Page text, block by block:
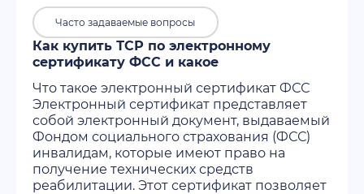
Часто задаваемые вопросы
Как купить ТСР по электронному
сертификату ФСС и какое
Что такое электронный сертификат ФСС
Электронный сертификат представляет
собой электронный документ, выдаваемый
Фондом социального страхования (ФСС)
инвалидам, которые имеют право на
получение технических средств
реабилитации. Этот сертификат позволяет